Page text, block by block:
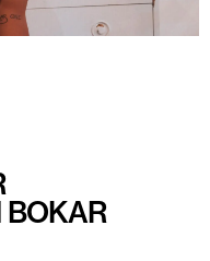
BOKAR